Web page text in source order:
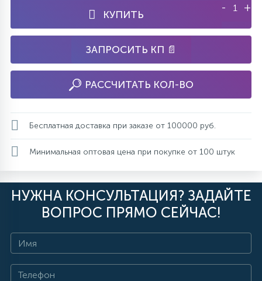
КУПИТЬ
- +
ЗАПРОСИТЬ КП 📄
РАССЧИТАТЬ КОЛ-ВО
Бесплатная доставка при заказе от 100000 руб.
Минимальная оптовая цена при покупке от 100 штук
НУЖНА КОНСУЛЬТАЦИЯ? ЗАДАЙТЕ
ВОПРОС ПРЯМО СЕЙЧАС!